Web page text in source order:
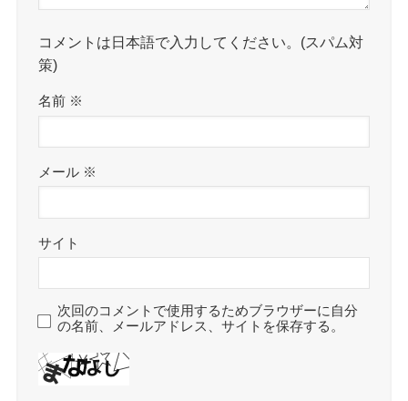
コメントは日本語で入力してください。(スパム対
策)
名前 ※
メール ※
サイト
次回のコメントで使用するためブラウザーに自分
の名前、メールアドレス、サイトを保存する。